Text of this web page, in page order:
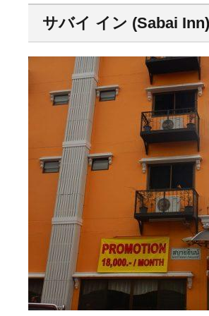
サバイ イン (Sabai Inn)